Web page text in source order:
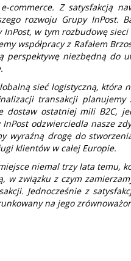
commerce. Z satysfakcją
rozwoju Grupy InPost.
w tym rozbudowę sieci
z Rafałem
niezbędną do
sieć logistyczną, która
transakcji
ostatniej mili B2C,
odzwierciedla nasze
wyraźną drogę do
klientów w całej Europie.
niemal trzy lata temu,
związku z czym
Jednocześnie z
na jego